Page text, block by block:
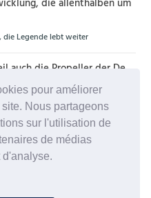
pour améliorer
Nous partageons
sur l'utilisation de
de médias
die allenthalben um
Legende lebt weiter
auch die Propeller der De...
Motoren
Nachricht. Ich meine,da...
für die Bundeswe